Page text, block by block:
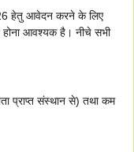
हेतु आवेदन करने के लिए
होना आवश्यक है। नीचे सभी
प्राप्त संस्थान से) तथा कम